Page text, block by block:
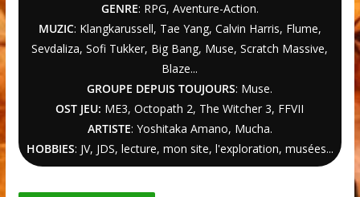
GENRE: RPG, Aventure-Action.
MUZIC: Klangkarussell, Tae Yang, Calvin Harris, Flume,
Sevdaliza, Sofi Tukker, Big Bang, Muse, Scratch Massive,
Blaze...
GROUPE DEPUIS TOUJOURS: Muse.
OST JEU: ME3,Octopath 2, The Witcher3, FFVII
ARTISTE: Yoshitaka Amano, Mucha.
HOBBIES: JV, JDS, lecture, mon site, l'exploration, musées...